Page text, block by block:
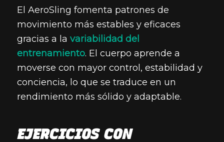
El AeroSling fomenta patrones de
movimiento más estables y eficaces
gracias a la variabilidad del
entrenamiento. El cuerpo aprende a
moverse con mayor control, estabilidad y
conciencia, lo que se traduce en un
rendimiento más sólido y adaptable.
EJERCICIOS CON